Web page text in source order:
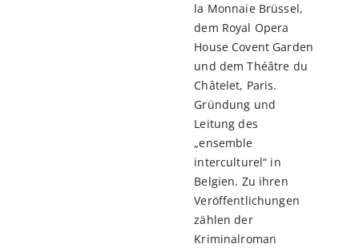
la Monnaie Brüssel,
dem Royal Opera
House Covent Garden
und dem Théâtre du
Châtelet, Paris.
Gründung und
Leitung des
„ensemble
interculturel“ in
Belgien. Zu ihren
Veröffentlichungen
zählen der
Kriminalroman